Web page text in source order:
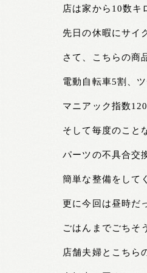
店は家から10数キ
先日の休暇にサイ
さて、こちらの商
電動自転車5割、
マニアック指数
そして毎度のこと
パーツの不具合交
簡単な整備をして
更に今回は昼時だ
ごはんまでごちそ
店舗夫婦とこちら